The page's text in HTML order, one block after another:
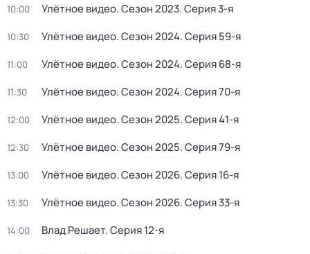
10:00 Улётное видео. Сезон 2023. Серия 3-я
10:30 Улётное видео. Сезон 2024. Серия 59-я
11:00 Улётное видео. Сезон 2024. Серия 68-я
11:30 Улётное видео. Сезон 2024. Серия 70-я
12:00 Улётное видео. Сезон 2025. Серия 41-я
12:30 Улётное видео. Сезон 2025. Серия 79-я
13:00 Улётное видео. Сезон 2026. Серия 16-я
13:30 Улётное видео. Сезон 2026. Серия 33-я
14:00 Влад Решает. Серия 12-я